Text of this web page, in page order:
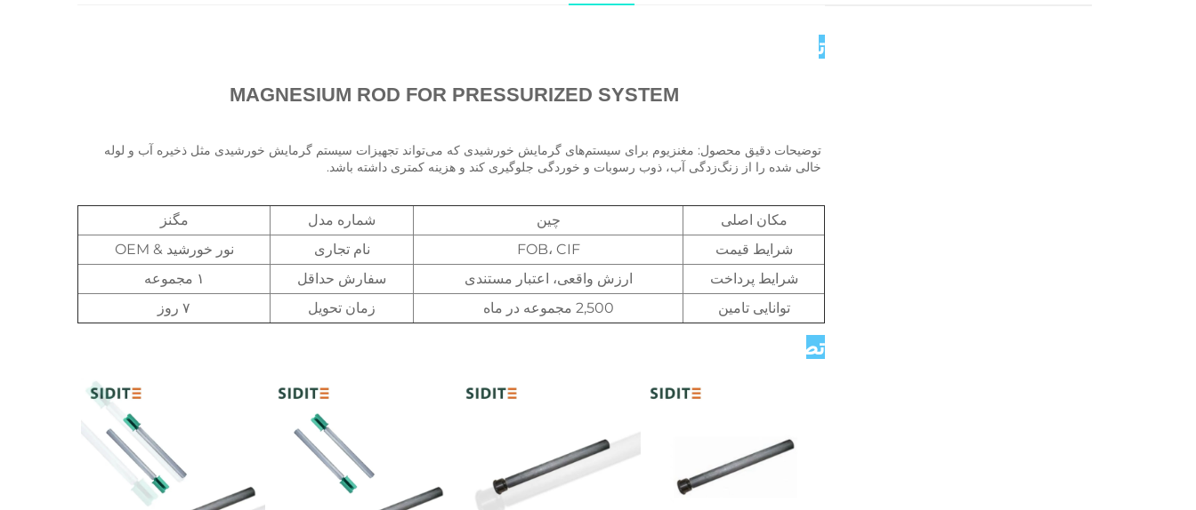
توضیحات محصول
MAGNESIUM ROD FOR PRESSURIZED SYSTEM
خالی شده را از زنگ‌زدگی آب، ذوب رسوبات و خوردگی جلوگیری کند و هزینه کمتری داشته باشد.
مکان اصلی چین شماره مدل
مگنز
شرایط قیمت
FOB، CIF نام تجاری
نور خورشید & OEM
شرایط پرداخت
ارزش واقعی، اعتبار مستندی سفارش حداقل
۱ مجموعه
توانایی تامین
2,500 مجموعه در ماه زمان تحویل ۷ روز
تصاویر دقیق